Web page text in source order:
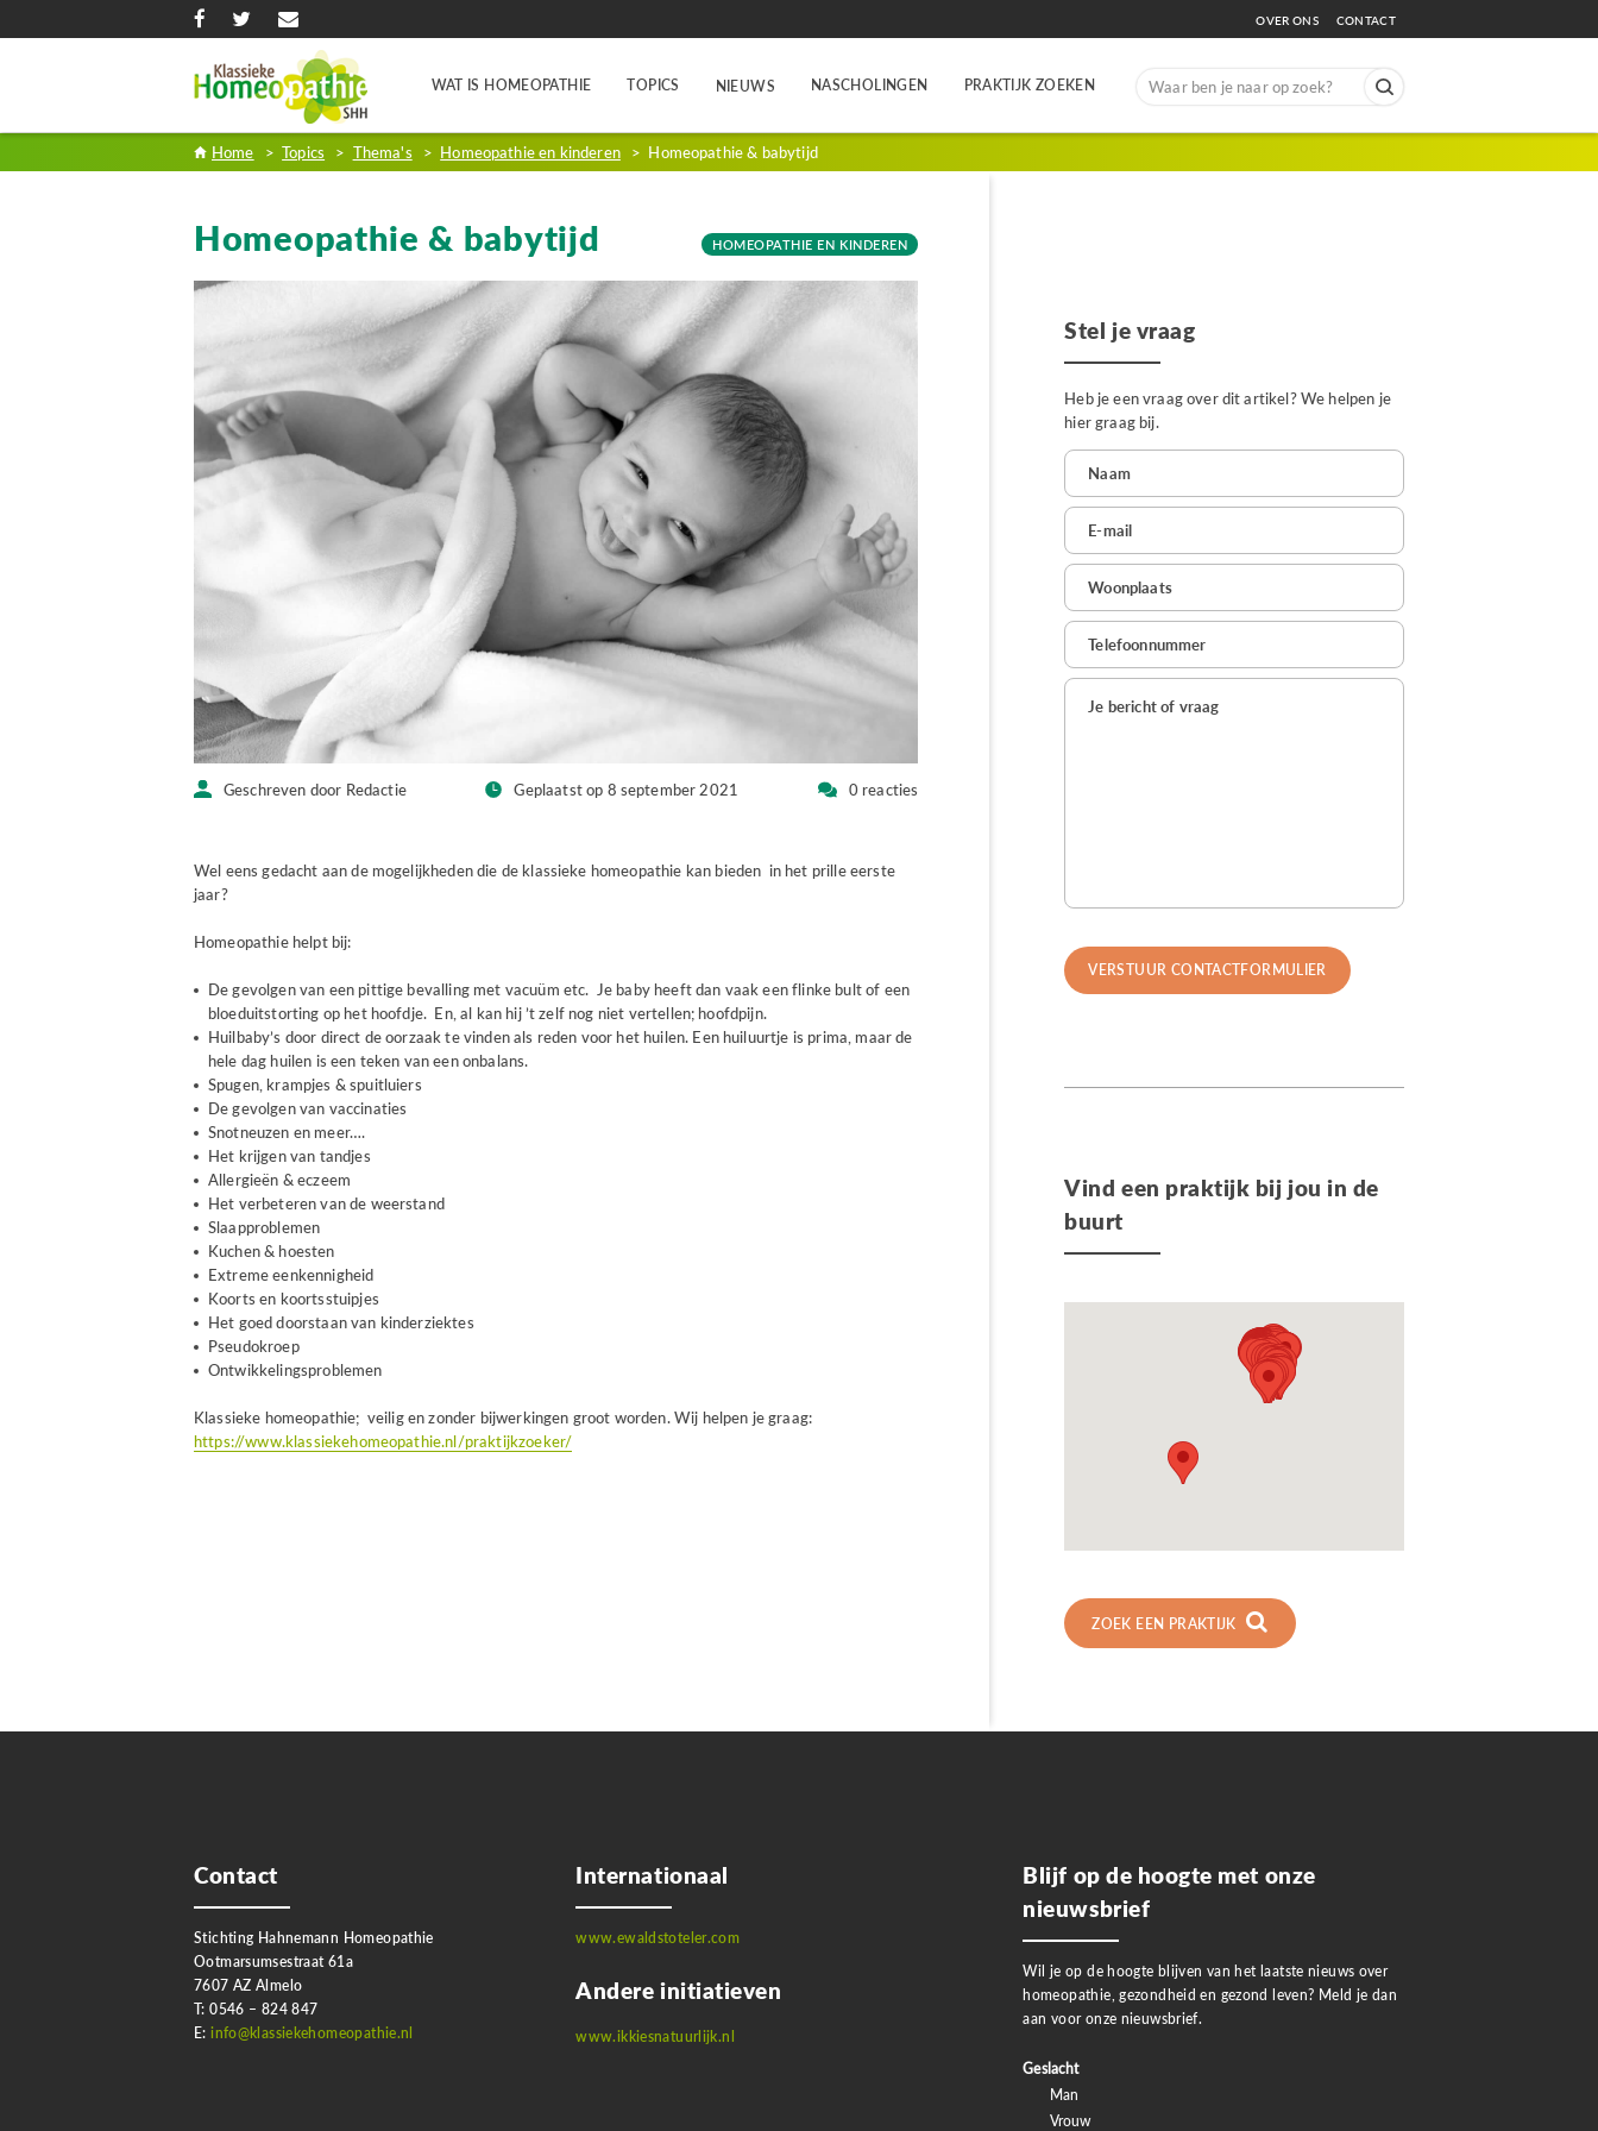
OVER ONS CONTACT
WAT IS HOMEOPATHIE TOPICS NIEUWS NASCHOLINGEN PRAKTIJK ZOEKEN
Search
Home > Topics > Thema's > Homeopathie en kinderen > Homeopathie & babytijd
Homeopathie & babytijd HOMEOPATHIE EN KINDEREN
Geschreven door Redactie Geplaatst op 8 september 2021 0 reacties
Wel eens gedacht aan de mogelijkheden die de klassieke homeopathie kan bieden in het prille eerste
jaar?
Homeopathie helpt bij:
De gevolgen van een pittige bevalling met vacuüm etc. Je baby heeft dan vaak een flinke bult of een
bloeduitstorting op het hoofdje. En, al kan hij ’t zelf nog niet vertellen; hoofdpijn.
Huilbaby’s door direct de oorzaak te vinden als reden voor het huilen. Een huiluurtje is prima, maar de
hele dag huilen is een teken van een onbalans.
Spugen, krampjes & spuitluiers
De gevolgen van vaccinaties
Snotneuzen en meer….
Het krijgen van tandjes
Allergieën & eczeem
Het verbeteren van de weerstand
Slaapproblemen
Kuchen & hoesten
Extreme eenkennigheid
Koorts en koortsstuipjes
Het goed doorstaan van kinderziektes
Pseudokroep
Ontwikkelingsproblemen
Klassieke homeopathie; veilig en zonder bijwerkingen groot worden. Wij helpen je graag:
https://www.klassiekehomeopathie.nl/praktijkzoeker/
Stel je vraag
Heb je een vraag over dit artikel? We helpen je
hier graag bij.
Vind een praktijk bij jou in de
buurt
ZOEK EEN PRAKTIJK
Contact
Stichting Hahnemann Homeopathie
Ootmarsumsestraat 61a
7607 AZ Almelo
T: 0546 – 824 847
E:info@klassiekehomeopathie.nl
Internationaal
www.ewaldstoteler.com
Andere initiatieven
www.ikkiesnatuurlijk.nl
Blijf op de hoogte met onze
nieuwsbrief
Wil je op de hoogte blijven van het laatste nieuws over
homeopathie, gezondheid en gezond leven? Meld je dan
aan voor onze nieuwsbrief.
Geslacht
Man
Vrouw